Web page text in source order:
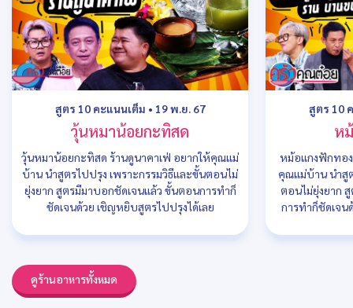
สูตร 10 คะแนนเต็ม • 19 พ.ย. 67
วุ้นหมาน้อยกะทิสด
วุ้นหมาน้อยกะทิสด ร้านดูนาคาเฟ่ อยากให้คุณแม่
บ้าน นำสูตรไปปรุง เพราะกรรมวิธีและขั้นตอนไม่
ยุ่งยาก สูตรมีมาบอกชัดเจนแล้ว ขั้นตอนการทำก็
ชัดเจนด้วย เชิญหยิบสูตรไปปรุงได้เลย
สูตร 10
ห
หม้อแกงฟักทอ
คุณแม่บ้าน นำสู
ตอนไม่ยุ่งยาก
การทำก็ชัดเจน
ดูร้านอาหารทั้งหมด